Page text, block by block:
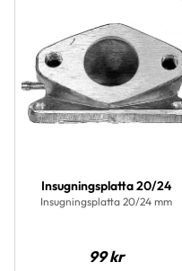
Insugningsplatta 20/24
Insugningsplatta 20/24 mm
99kr